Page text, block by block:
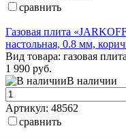
сравнить
Газовая плита
настольная, 0.8 мм,
Вид товара: газовая
1 990 руб.
В наличии
Артикул: 48562
сравнить